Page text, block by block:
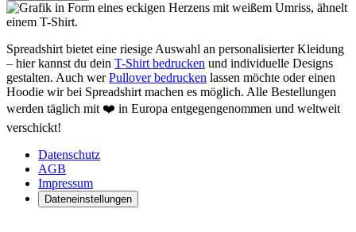
Spreadshirt bietet eine riesige Auswahl an personalisierter Kleidung
– hier kannst du dein T-Shirt bedrucken und individuelle Designs
gestalten. Auch werPullover bedrucken lassen möchte oder einen
Hoodie wir bei Spreadshirt machen es möglich. Alle Bestellungen
werden täglich mit ❤️ in Europa entgegengenommen und weltweit
verschickt!
Datenschutz
AGB
Impressum
Dateneinstellungen